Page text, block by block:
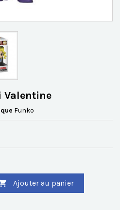
Valentine
Funko
Ajouter au panier